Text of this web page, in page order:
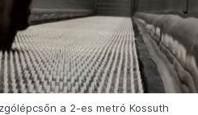
a 2-es metró Kossuth